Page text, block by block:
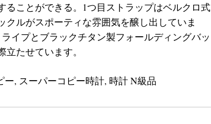
ことができる。1つ目ストラップはベルクロ式
ルがスポーティな雰囲気を醸し出していま
イプとブラックチタン製フォールディングバッ
たせています。
ー, スーパーコピー時計, 時計 N級品